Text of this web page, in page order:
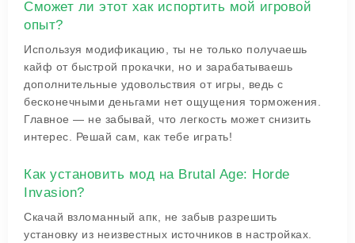
Сможет ли этот хак испортить мой игровой
опыт?
Используя модификацию, ты не только получаешь
кайф от быстрой прокачки, но и зарабатываешь
дополнительные удовольствия от игры, ведь с
бесконечными деньгами нет ощущения торможения.
Главное — не забывай, что легкость может снизить
интерес. Решай сам, как тебе играть!
Как установить мод на Brutal Age: Horde
Invasion?
Скачай взломанный апк, не забыв разрешить
установку из неизвестных источников в настройках.